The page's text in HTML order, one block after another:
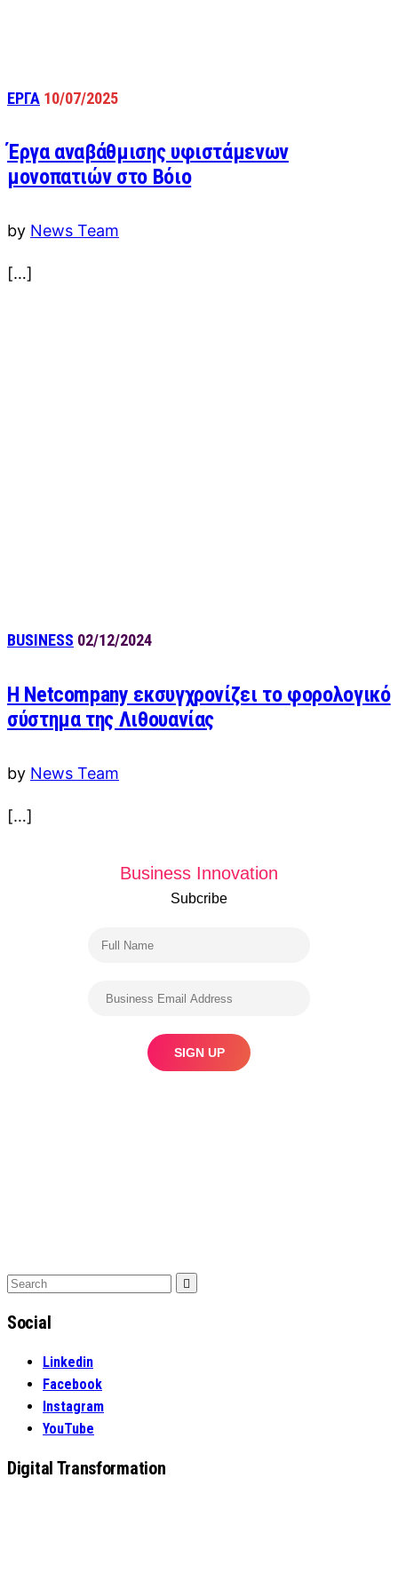
ΕΡΓΑ 10/07/2025
Έργα αναβάθμισης υφιστάμενων
μονοπατιών στο Βόιο
by News Team
[…]
BUSINESS 02/12/2024
Η Netcompany εκσυγχρονίζει το φορολογικό
σύστημα της Λιθουανίας
by News Team
[…]
Business Innovation
Subcribe
Search
Social
Linkedin
Facebook
Instagram
YouTube
Digital Transformation